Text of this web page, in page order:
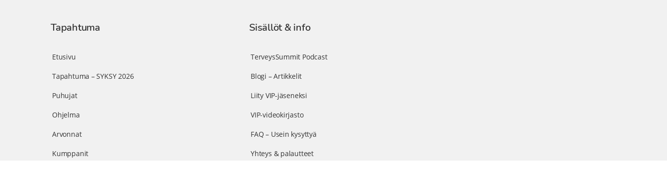
Tapahtuma
Etusivu
Tapahtuma – SYKSY 2026
Puhujat
Ohjelma
Arvonnat
Kumppanit
Sisällöt & info
TerveysSummit Podcast
Blogi – Artikkelit
Liity VIP-jäseneksi
VIP-videokirjasto
FAQ – Usein kysyttyä
Yhteys & palautteet